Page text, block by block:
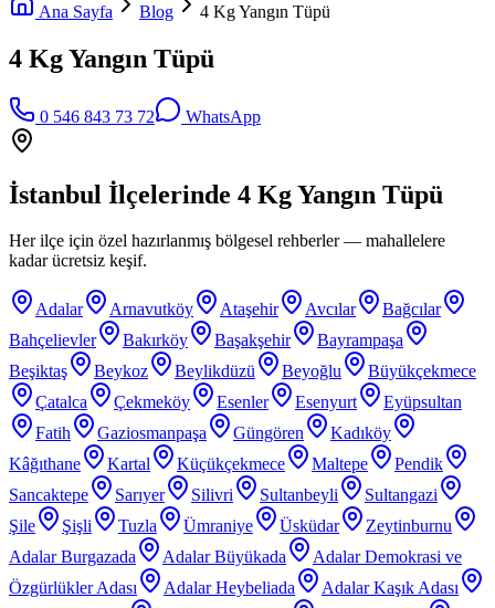
Ana Sayfa Blog 4 Kg Yangın Tüpü
4 Kg Yangın Tüpü
0 546 843 73 72 WhatsApp
İstanbul İlçelerinde 4 Kg Yangın Tüpü
Her ilçe için özel hazırlanmış bölgesel rehberler — mahallelere
kadar ücretsiz keşif.
Adalar Arnavutköy Ataşehir Avcılar
Bağcılar
Bahçelievler
Bakırköy Başakşehir
Bayrampaşa
Beşiktaş
Beykoz Beylikdüzü Beyoğlu
Büyükçekmece
Çatalca
Çekmeköy Esenler Esenyurt
Eyüpsultan
Fatih
Gaziosmanpaşa Güngören
Kadıköy
Kâğıthane
Kartal Küçükçekmece Maltepe
Pendik
Sancaktepe
Sarıyer Silivri Sultanbeyli
Sultangazi
Şile
Şişli Tuzla Ümraniye Üsküdar
Zeytinburnu
Adalar Burgazada
Adalar Büyükada
Adalar Demokrasi ve
Özgürlükler Adası
Adalar Heybeliada
Adalar Kaşık Adası